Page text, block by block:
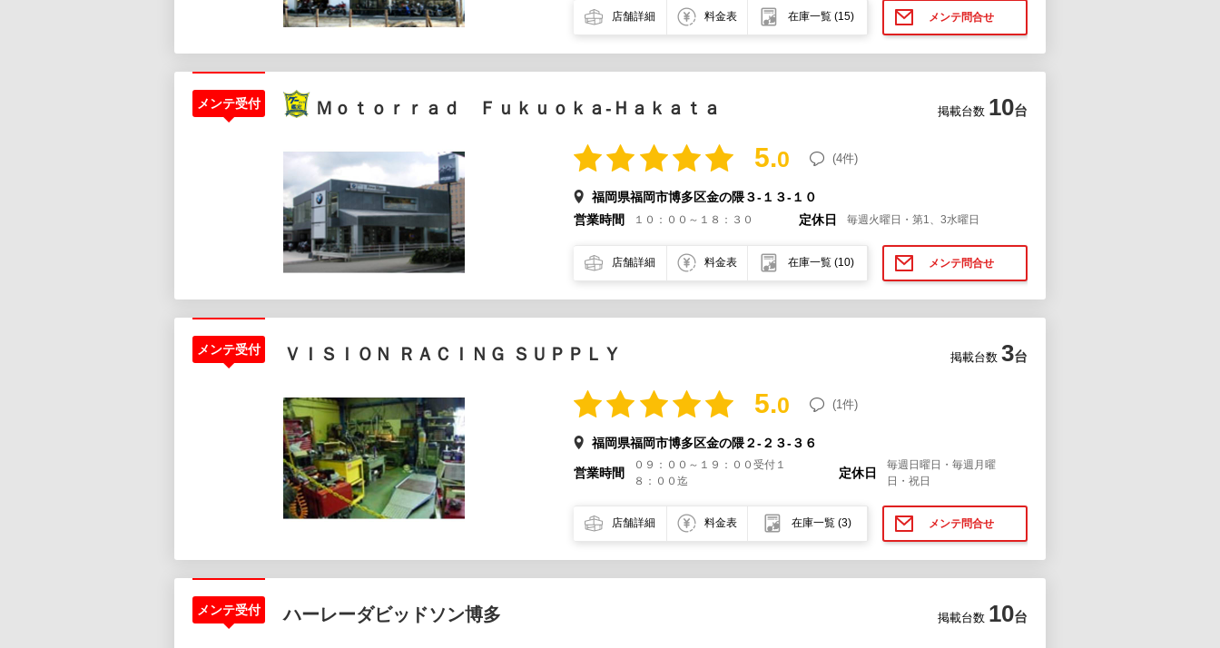
メンテ問合せ
店舗詳細 料金表 在庫一覧 (15)
メンテ受付 Ｍｏｔｏｒｒａｄ Ｆｕｋｕｏｋａ-Ｈａｋａｔａ 掲載台数 10台
5.0 (4件)
福岡県福岡市博多区金の隈３-１３-１０
営業時間
１０：００～１８：３０ 定休日 毎週火曜日・第1、3水曜日
メンテ問合せ
店舗詳細 料金表 在庫一覧 (10)
メンテ受付 ＶＩＳＩＯＮ ＲＡＣＩＮＧ ＳＵＰＰＬＹ 掲載台数 3台
5.0 (1件)
福岡県福岡市博多区金の隈２-２３-３６
営業時間
０９：００～１９：００受付１
８：００迄
定休日
毎週日曜日・毎週月曜
日・祝日
メンテ問合せ
店舗詳細 料金表 在庫一覧 (3)
メンテ受付 ハーレーダビッドソン博多 掲載台数 10台